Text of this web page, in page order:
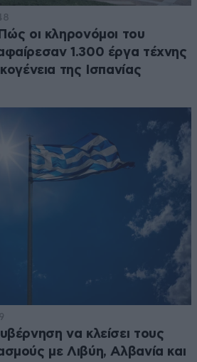
οι κληρονόμοι του
1.300 έργα τέχνης
της Ισπανίας
να κλείσει τους
με Λιβύη, Αλβανία και